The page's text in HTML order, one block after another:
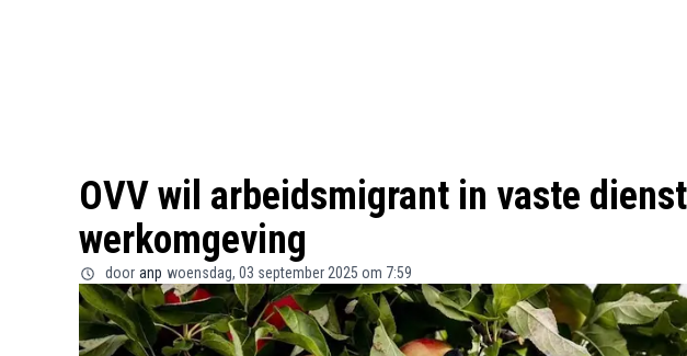
OVV wil arbeidsmigrant in vaste
werkomgeving
door anp woensdag, 03 september 2025 om 7:59